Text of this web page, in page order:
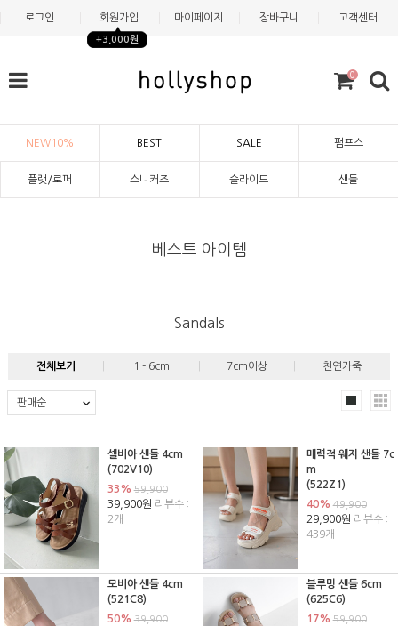
로그인 회원가입
+3,000원
마이페이지 장바구니 고객센터
0
NEW10% BEST SALE 펌프스
플랫/로퍼 스니커즈 슬라이드 샌들
베스트 아이템
Sandals
전체보기 1 - 6cm 7cm이상 천연가죽
셀비아 샌들 4cm
(702V10)
33%59,900
39,900원 리뷰수 :
2개
매력적 웨지 샌들 7c
m
(522Z1)
40%49,900
29,900원 리뷰수 :
439개
모비아 샌들 4cm
(521C8)
50%39,900
블루밍 샌들 6cm
(625C6)
17%59,900